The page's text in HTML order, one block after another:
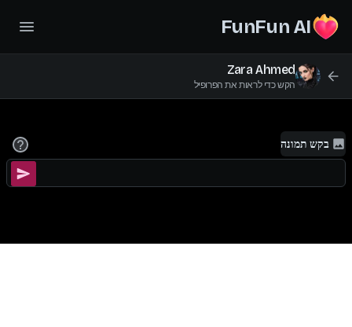
FunFun AI
Zara Ahmed
הקש כדי לראות את הפרופיל
בקש תמונה